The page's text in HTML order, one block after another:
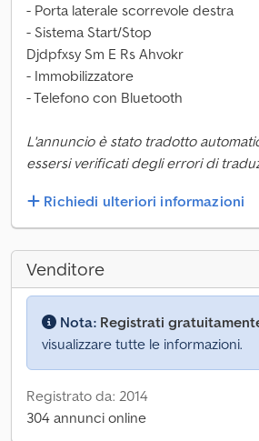
- Porta laterale scorrevole destra
- Sistema Start/Stop
Djdpfxsy Sm E Rs Ahvokr
- Immobilizzatore
- Telefono con Bluetooth
L'annuncio è stato tradotto
essersi verificati degli errori di
Richiedi ulteriori informazioni
Venditore
Nota: Registrati
visualizzare tutte le informazioni.
Registrato da: 2014
304 annunci online